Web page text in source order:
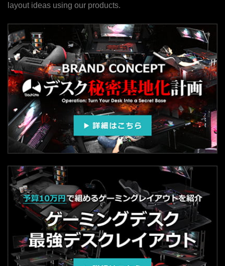
layout ideas using our products.